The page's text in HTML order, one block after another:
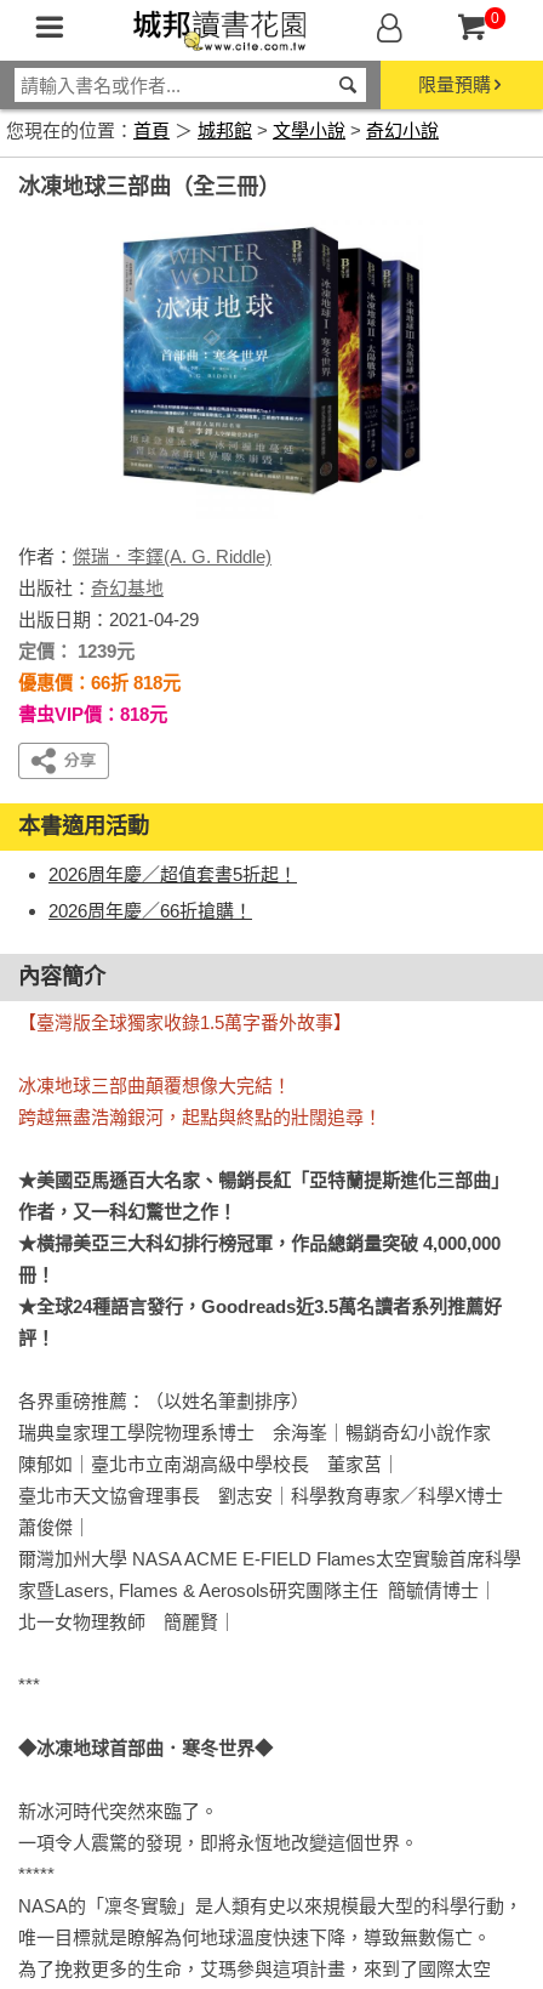
0
限量預購
您現在的位置： 首頁 ＞ 城邦館 > 文學小說 > 奇幻小說
冰凍地球三部曲（全三冊）
作者： 傑瑞．李鐸(A. G. Riddle)
出版社： 奇幻基地
出版日期：2021-04-29
定價： 1239元
優惠價：66折 818元
書虫VIP價：818元
本書適用活動
2026周年慶／超值套書5折起！
2026周年慶／66折搶購！
內容簡介
【臺灣版全球獨家收錄1.5萬字番外故事】
冰凍地球三部曲顛覆想像大完結！
跨越無盡浩瀚銀河，起點與終點的壯闊追尋！
★美國亞馬遜百大名家、暢銷長紅「亞特蘭提斯進化三部曲」
作者，又一科幻驚世之作！
★橫掃美亞三大科幻排行榜冠軍，作品總銷量突破 4,000,000
冊！
★全球24種語言發行，Goodreads近3.5萬名讀者系列推薦好
評！
各界重磅推薦：（以姓名筆劃排序）
瑞典皇家理工學院物理系博士　余海峯｜暢銷奇幻小說作家
陳郁如｜臺北市立南湖高級中學校長　董家莒｜
臺北市天文協會理事長　劉志安｜科學教育專家／科學X博士
蕭俊傑｜
爾灣加州大學 NASA ACME E-FIELD Flames太空實驗首席科學
家暨Lasers, Flames & Aerosols研究團隊主任  簡毓倩博士｜
北一女物理教師　簡麗賢｜
***
◆冰凍地球首部曲．寒冬世界◆
新冰河時代突然來臨了。
一項令人震驚的發現，即將永恆地改變這個世界。
*****
NASA的「凜冬實驗」是人類有史以來規模最大型的科學行動，
唯一目標就是瞭解為何地球溫度快速下降，導致無數傷亡。
為了挽救更多的生命，艾瑪參與這項計畫，來到了國際太空